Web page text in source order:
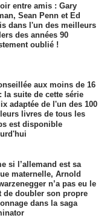
entre amis : Gary
Sean Penn et Ed
dans l'un des meilleurs
des années 90
oublié !
aux moins de 16
la suite de cette série
adaptée de l'un des 100
livres de tous les
est disponible
si l’allemand est sa
maternelle, Arnold
n’a pas eu le
de doubler son propre
dans la saga